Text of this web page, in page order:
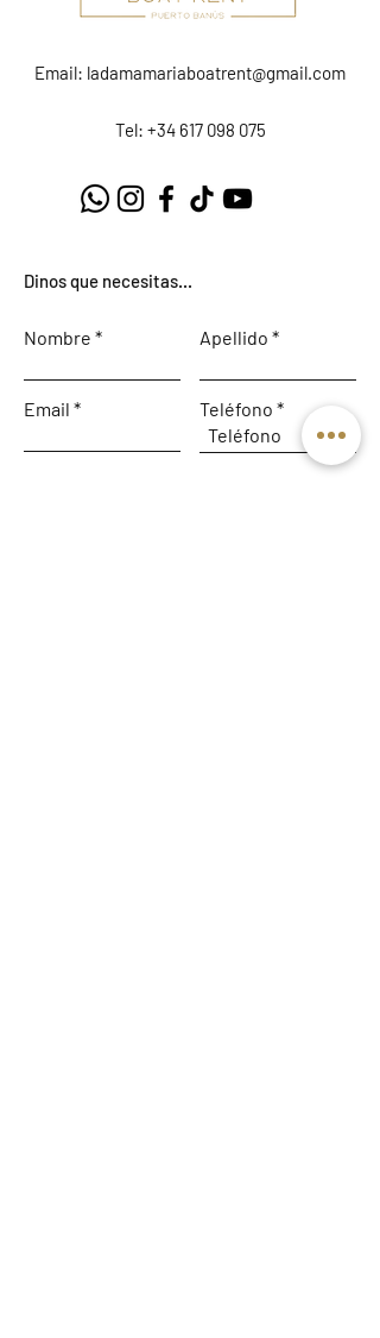
Email: ladamamariaboatrent@gmail.com
Tel: +34 617 098 075
Dinos que necesitas...
Nombre Apellido
Email Teléfono